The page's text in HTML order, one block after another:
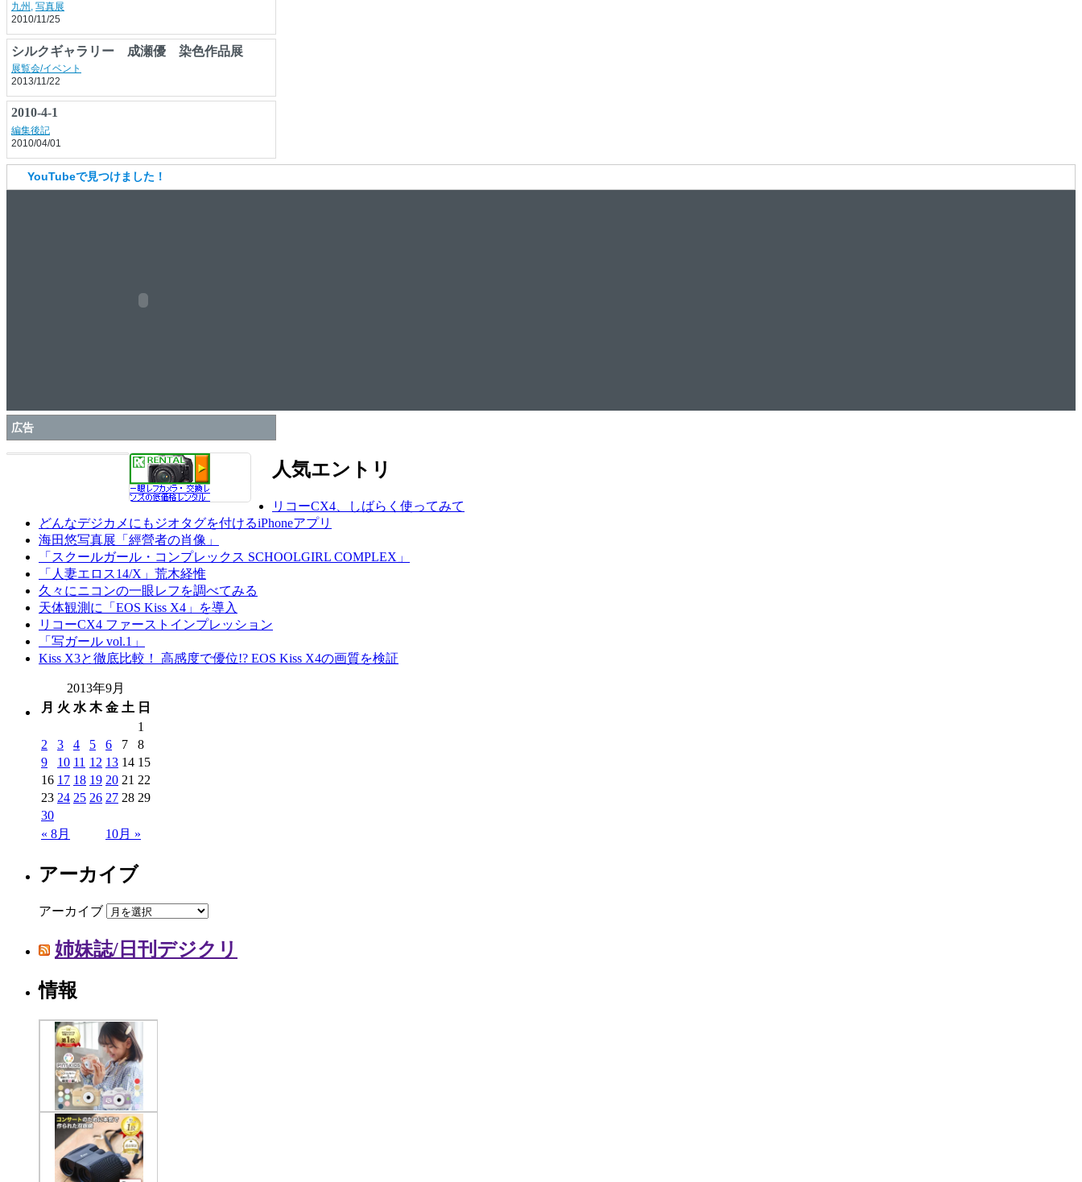
九州 , 写真展
2010/11/25
シルクギャラリー 成瀬優 染色作品展
展覧会/イベント
2013/11/22
2010-4-1
編集後記
2010/04/01
YouTubeで見つけました！
広告
人気エントリ
リコーCX4、しばらく使ってみて
どんなデジカメにもジオタグを付けるiPhoneアプリ
海田悠写真展「經營者の肖像」
「スクールガール・コンプレックス SCHOOLGIRL COMPLEX」
「人妻エロス14/X」荒木経惟
久々にニコンの一眼レフを調べてみる
天体観測に「EOS Kiss X4」を導入
リコーCX4 ファーストインプレッション
「写ガール vol.1」
Kiss X3と徹底比較！ 高感度で優位!? EOS Kiss X4の画質を検証
2013年9月
月 火 水 木 金 土 日
« 8月 10月 »
1
2
3 4 5 6 7
8
9
10 11 12 13 14 15
16 17 18 19 20 21 22
23 24 25 26 27 28 29
30
アーカイブ
アーカイブ
姉妹誌/日刊デジクリ
情報